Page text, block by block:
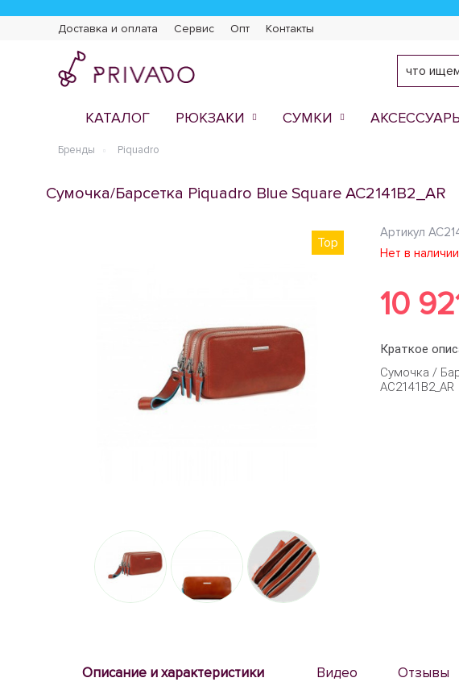
Доставка и оплата Сервис Опт Контакты
КАТАЛОГ РЮКЗАКИ СУМКИ
Бренды Piquadro
Сумочка/Барсетка Piquadro Blue Square AC2141B2_AR
Top
Артикул
Нет в
10
Краткое
Сумочка /
AC2141B2_AR
Описание и характеристики Видео Отзывы